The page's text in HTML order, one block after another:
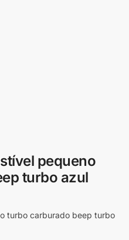
pequeno
turbo azul
turbo carburado beep turbo